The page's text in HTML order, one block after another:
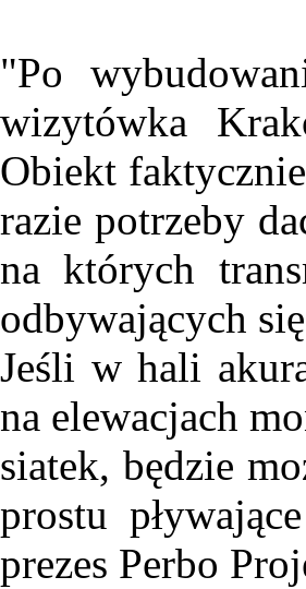
"Po
wizytówka
Obiekt
razie potrzeby
na których
odbywających
Jeśli w hali
na elewacjach
siatek, będzie
prostu
prezes Perbo